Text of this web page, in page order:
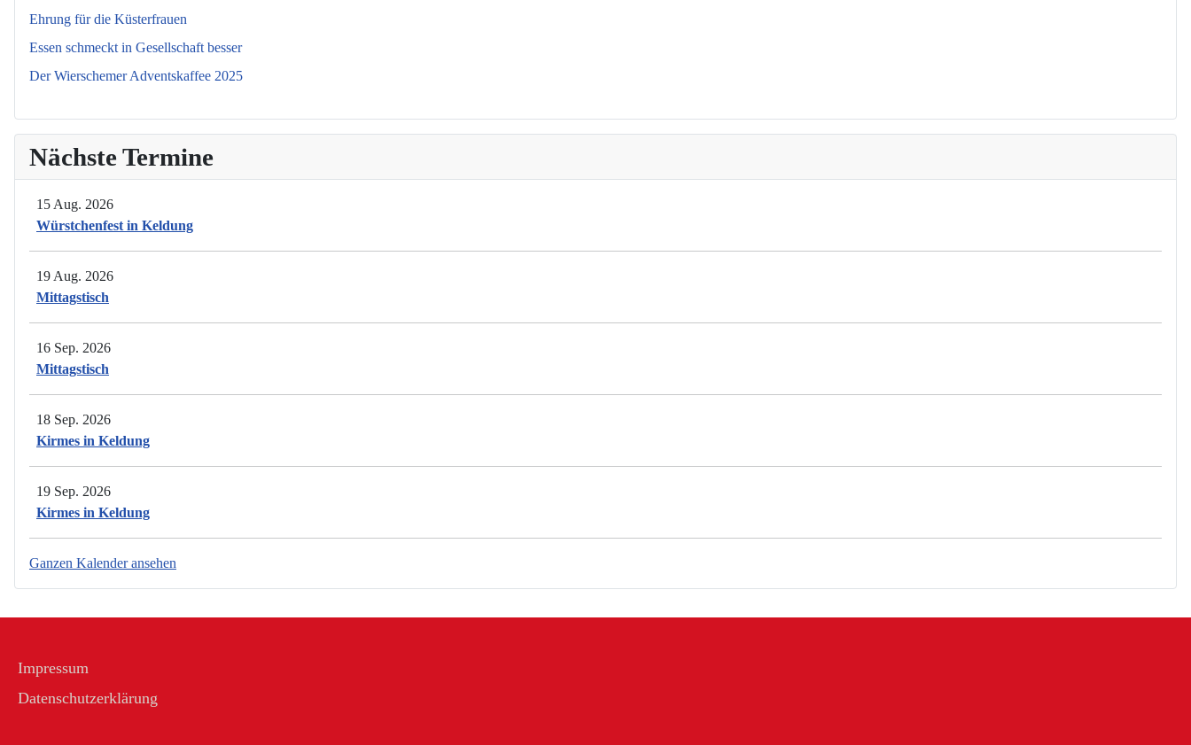
Ehrung für die Küsterfrauen
Essen schmeckt in Gesellschaft besser
Der Wierschemer Adventskaffee 2025
Nächste Termine
15 Aug. 2026
Würstchenfest in Keldung
19 Aug. 2026
Mittagstisch
16 Sep. 2026
Mittagstisch
18 Sep. 2026
Kirmes in Keldung
19 Sep. 2026
Kirmes in Keldung
Ganzen Kalender ansehen
Impressum
Datenschutzerklärung